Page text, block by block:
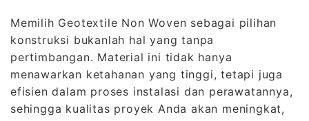
Memilih Geotextile Non Woven sebagai pilihan
konstruksi bukanlah hal yang tanpa
pertimbangan. Material ini tidak hanya
menawarkan ketahanan yang tinggi, tetapi juga
efisien dalam proses instalasi dan perawatannya,
sehingga kualitas proyek Anda akan meningkat,